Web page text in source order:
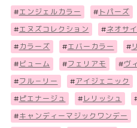
#エンジェルカラー # トパーズ
#エヌズコレクション #ネオサ
# カラーズ #エバーカラー #
# ビューム #フェリアモ #ヴ
#フル－リー #アイジェニック
# ピエナージュ # レリッシュ
#キャンディーマジックワンデー